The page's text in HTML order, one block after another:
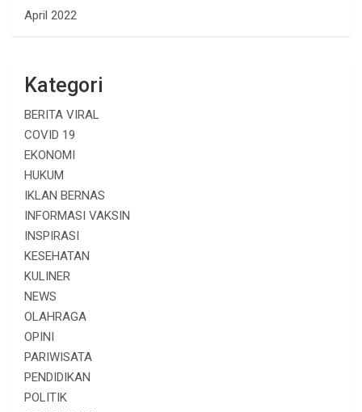
April 2022
Kategori
BERITA VIRAL
COVID 19
EKONOMI
HUKUM
IKLAN BERNAS
INFORMASI VAKSIN
INSPIRASI
KESEHATAN
KULINER
NEWS
OLAHRAGA
OPINI
PARIWISATA
PENDIDIKAN
POLITIK